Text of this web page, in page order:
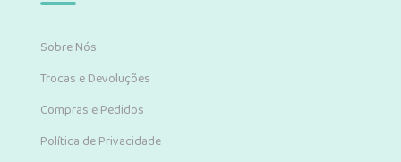
Sobre Nós
Trocas e Devoluções
Compras e Pedidos
Política de Privacidade